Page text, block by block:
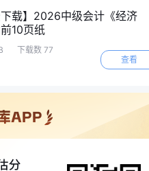
下载】2026中级会计《经济
10页纸
下载数 77
查看